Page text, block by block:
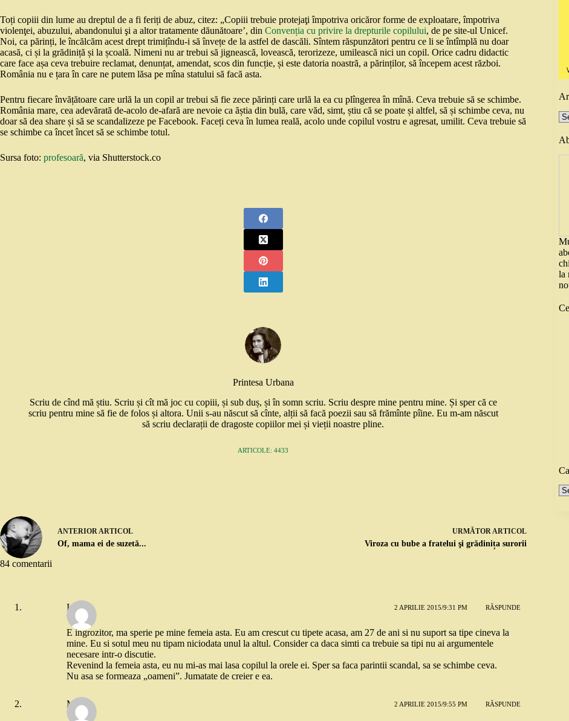
Toți copiii din lume au dreptul de a fi feriți de abuz, citez: „Copiii trebuie protejaţi împotriva oricăror forme de exploatare, împotriva
violenţei, abuzului, abandonului şi a altor tratamente dăunătoare’, din Convenția cu privire la drepturile copilului, de pe site-ul Unicef.
Noi, ca părinți, le încălcăm acest drept trimițîndu-i să învețe de la astfel de dascăli. Sîntem răspunzători pentru ce li se întîmplă nu doar
acasă, ci și la grădiniță și la școală. Nimeni nu ar trebui să jignească, lovească, terorizeze, umilească nici un copil. Orice cadru didactic
care face așa ceva trebuire reclamat, denunțat, amendat, scos din funcție, și este datoria noastră, a părinților, să începem acest război.
România nu e țara în care ne putem lăsa pe mîna statului să facă asta.
Pentru fiecare învățătoare care urlă la un copil ar trebui să fie zece părinți care urlă la ea cu plîngerea în mînă. Ceva trebuie să se schimbe.
România mare, cea adevărată de-acolo de-afară are nevoie ca ăștia din bulă, care văd, simt, știu că se poate și altfel, să și schimbe ceva, nu
doar să dea share și să se scandalizeze pe Facebook. Faceți ceva în lumea reală, acolo unde copilul vostru e agresat, umilit. Ceva trebuie să
se schimbe ca încet încet să se schimbe totul.
Sursa foto: profesoară, via Shutterstock.co
Printesa Urbana
Scriu de cînd mă știu. Scriu și cît mă joc cu copiii, și sub duș, și în somn scriu. Scriu despre mine pentru mine. Și sper că ce
scriu pentru mine să fie de folos și altora. Unii s-au născut să cînte, alții să facă poezii sau să frămînte pîine. Eu m-am născut
să scriu declarații de dragoste copiilor mei și vieții noastre pline.
ARTICOLE: 4433
ANTERIORARTICOL
Of, mama ei de suzetă...
URMĂTORARTICOL
Viroza cu bube a fratelui şi grădinița surorii
84 comentarii
Irina 2 APRILIE 2015/9:31 PM RĂSPUNDE
E ingrozitor, ma sperie pe mine femeia asta. Eu am crescut cu tipete acasa, am 27 de ani si nu suport sa tipe cineva la
mine. Eu si sotul meu nu tipam niciodata unul la altul. Consider ca daca simti ca trebuie sa tipi nu ai argumentele
necesare intr-o discutie.
Revenind la femeia asta, eu nu mi-as mai lasa copilul la orele ei. Sper sa faca parintii scandal, sa se schimbe ceva.
Nu asa se formeaza „oameni”. Jumatate de creier e ea.
Maria 2 APRILIE 2015/9:55 PM RĂSPUNDE
la